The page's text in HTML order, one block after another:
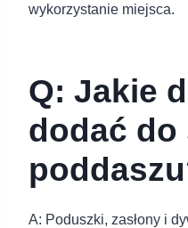
wykorzystanie miejsca.
Q: Jakie
dodać do
A: Poduszki, zasłony i